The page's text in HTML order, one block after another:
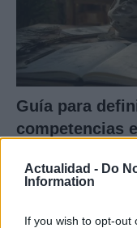
Actualidad - Do
Information
If you wish to opt-out
Guía para
competencias